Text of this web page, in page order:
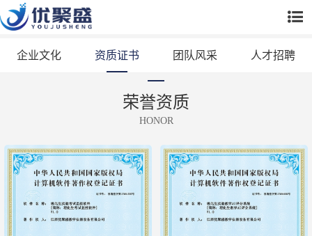
企业文化 资质证书 团队风采 人才招聘
荣誉资质
HONOR